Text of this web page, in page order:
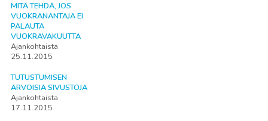
MITÄ TEHDÄ, JOS
VUOKRANANTAJA EI
PALAUTA
VUOKRAVAKUUTTA
Ajankohtaista
25.11.2015
TUTUSTUMISEN
ARVOISIA SIVUSTOJA
Ajankohtaista
17.11.2015